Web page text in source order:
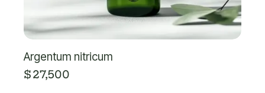
Argentum nitricum
$27,500